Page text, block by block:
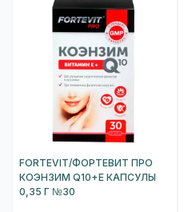
FORTEVIT/ФОРТЕВИТ ПРО
КОЭНЗИМ Q10+Е КАПСУЛЫ
0,35 Г №30